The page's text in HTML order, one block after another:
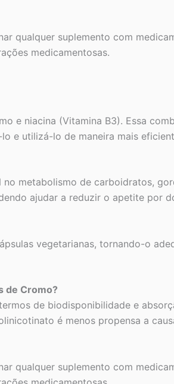
qualquer suplemento com
medicamentosas.
e niacina (Vitamina B3). Essa
e utilizá-lo de maneira mais
metabolismo de carboidratos,
ajudar a reduzir o apetite por
vegetarianas, tornando-o
de Cromo?
de biodisponibilidade e
é menos propensa a
qualquer suplemento com